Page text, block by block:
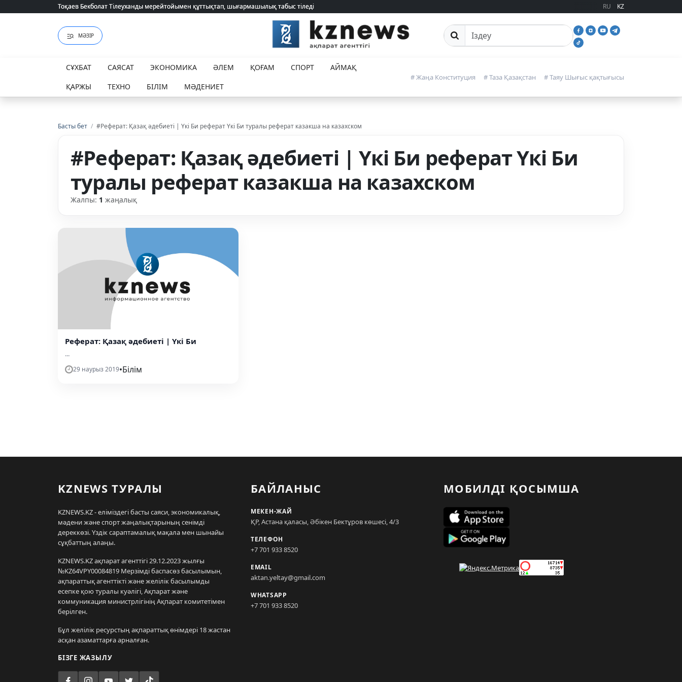
Тоқаев Бекболат Тілеуханды мерейтойымен құттықтап, шығармашылық табыс тіледі
Тоқаев Бекболат Тілеуханды мерейтойымен құттықтап, шығармашылық табыс тіледі RU KZ
МӘЗІР Сайттан іздеу
СҰХБАТ САЯСАТ ЭКОНОМИКА ӘЛЕМ ҚОҒАМ СПОРТ
АЙМАҚ
ҚАРЖЫ
ТЕХНО БІЛІМ МӘДЕНИЕТ
# Жаңа Конституция # Таза Қазақстан # Таяу Шығыс қақтығысы
Басты бет / #Реферат: Қазақ әдебиеті | Үкі Би реферат Үкі Би туралы реферат казакша на казахском
#Реферат: Қазақ әдебиеті | Үкі Би реферат Үкі Би
туралы реферат казакша на казахском
Жалпы: 1 жаңалық
Реферат: Қазақ әдебиеті | Үкі Би
...
29 наурыз 2019•Білім
KZNEWS ТУРАЛЫ
KZNEWS.KZ - еліміздегі басты саяси, экономикалық,
мәдени және спорт жаңалықтарының сенімді
дереккөзі. Үздік сараптамалық мақала мен шынайы
сұқбаттың алаңы.
KZNEWS.KZ ақпарат агенттігі 29.12.2023 жылғы
№KZ64VPY00084819 Мерзімді баспасөз басылымын,
ақпараттық агенттікті және желілік басылымды
есепке қою туралы куәлігі, Ақпарат және
коммуникация министрлігінің Ақпарат комитетімен
берілген.
Бұл желілік ресурстың ақпараттық өнімдері 18 жастан
асқан азаматтарға арналған.
БІЗГЕ ЖАЗЫЛУ
БАЙЛАНЫС
МЕКЕН-ЖАЙ
ҚР, Астана қаласы, Әбікен Бектұров көшесі, 4/3
ТЕЛЕФОН
+7 701 933 8520
EMAIL
aktan.yeltay@gmail.com
WHATSAPP
+7 701 933 8520
МОБИЛДІ ҚОСЫМША